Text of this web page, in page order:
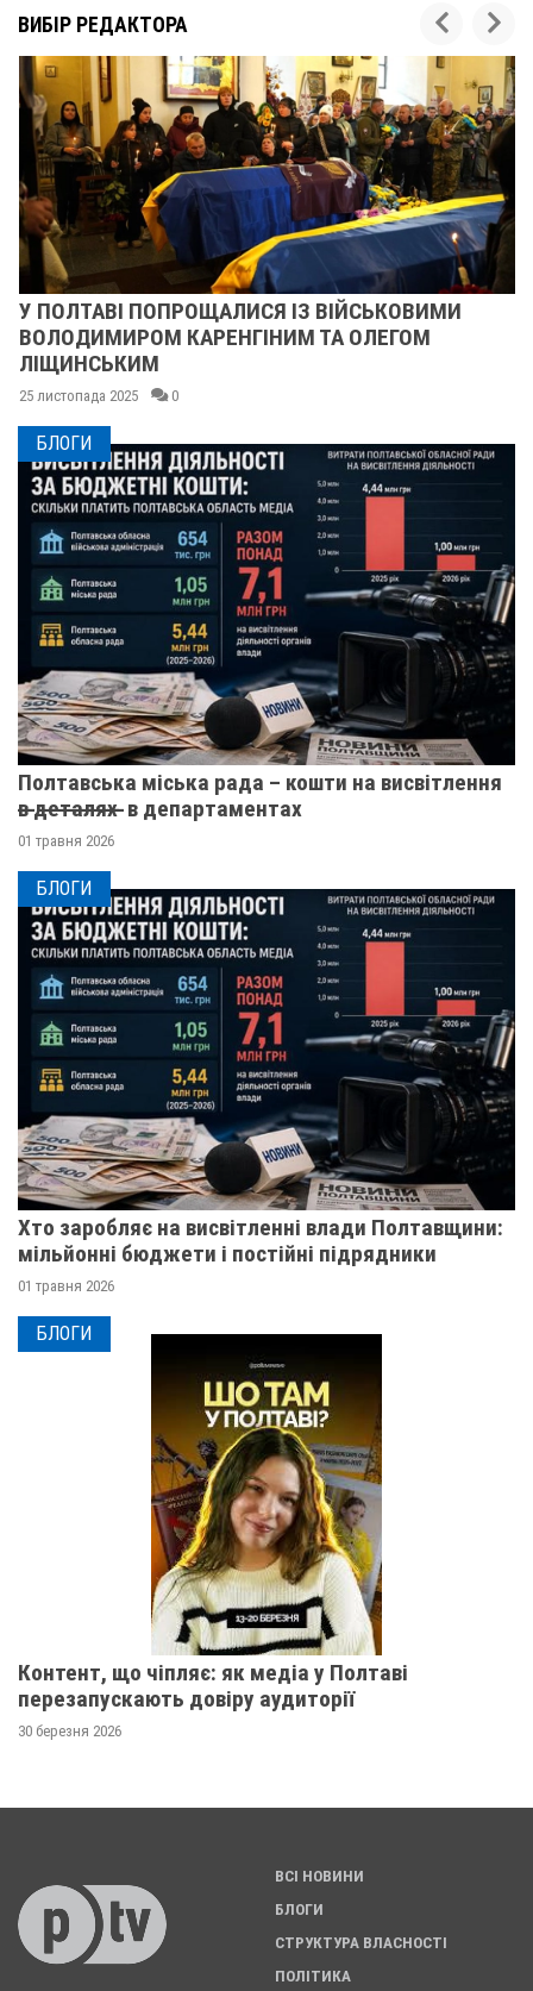
ВИБІР РЕДАКТОРА
У ПОЛТАВІ ПОПРОЩАЛИСЯ ІЗ ВІЙСЬКОВИМИ
ВОЛОДИМИРОМ КАРЕНГІНИМ ТА ОЛЕГОМ
ЛІЩИНСЬКИМ
25 листопада 2025 0
БЛОГИ
Полтавська міська рада – кошти на висвітлення
в̶ ̶д̶е̶т̶а̶л̶я̶х̶ ̶ в департаментах
01 травня 2026
БЛОГИ
Хто заробляє на висвітленні влади Полтавщини:
мільйонні бюджети і постійні підрядники
01 травня 2026
БЛОГИ
Контент, що чіпляє: як медіа у Полтаві
перезапускають довіру аудиторії
30 березня 2026
ВСІ НОВИНИ
БЛОГИ
СТРУКТУРА ВЛАСНОСТІ
ПОЛІТИКА